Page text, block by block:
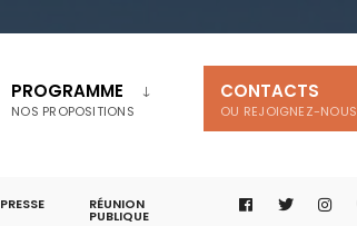
PROGRAMME
NOS PROPOSITIONS
CONTACTS
OU REJOIGNEZ-NOUS
PRESSE RÉUNION
PUBLIQUE